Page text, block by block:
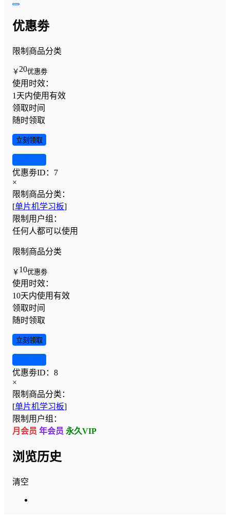
优惠劵
限制商品分类
￥ 20优惠劵
使用时效：
1天内使用有效
领取时间
随时领取
立刻领取
优惠劵ID： 7
×
限制商品分类：
[单片机学习板]
限制用户组：
任何人都可以使用
限制商品分类
￥ 10优惠劵
使用时效：
10天内使用有效
领取时间
随时领取
立刻领取
优惠劵ID： 8
×
限制商品分类：
[单片机学习板]
限制用户组：
月会员 年会员 永久VIP
浏览历史
清空